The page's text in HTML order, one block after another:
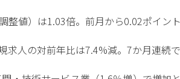
整値）は1.03倍。前月から0.02ポイント
求人の対前年比は7.4%減。7か月連続